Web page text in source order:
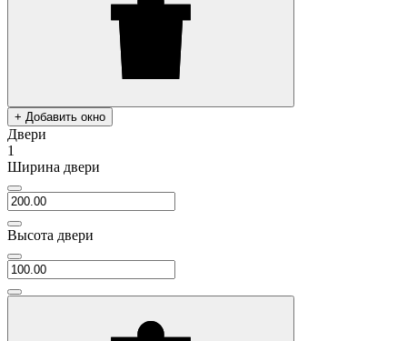
+ Добавить окно
Двери
1
Ширина двери
Высота двери